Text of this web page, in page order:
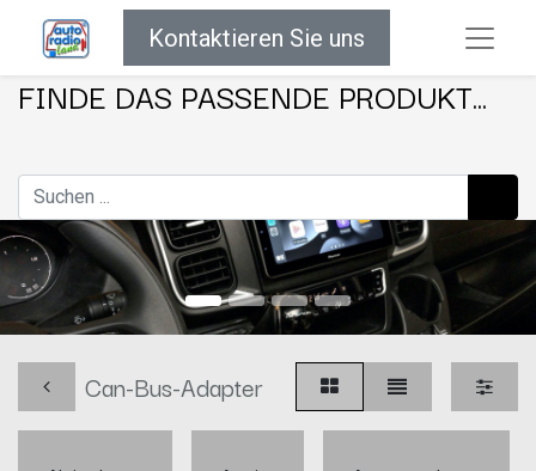
Kontaktieren Sie uns
FINDE DAS PASSENDE PRODUKT...
Can-Bus-Adapter